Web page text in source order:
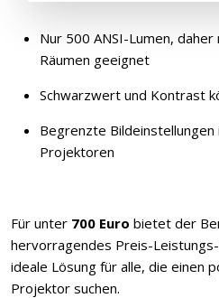
Nur 500 ANSI-Lumen,
Räumen geeignet
Schwarzwert und Kontrast
Begrenzte Bildeinstellungen
Projektoren
Für unter 700 Euro bietet der
hervorragendes Preis-
ideale Lösung für alle, die einen
Projektor suchen.